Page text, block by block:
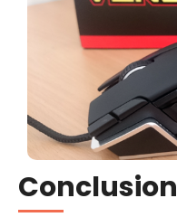
Conclusion